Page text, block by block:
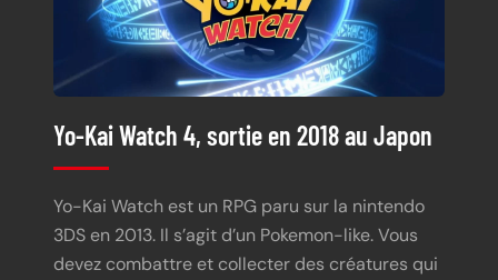
Yo-Kai Watch 4, sortie en 2018 au Japon
Yo-Kai Watch est un RPG paru sur la nintendo
3DS en 2013. Il s’agit d’un Pokemon-like. Vous
devez combattre et collecter des créatures qui